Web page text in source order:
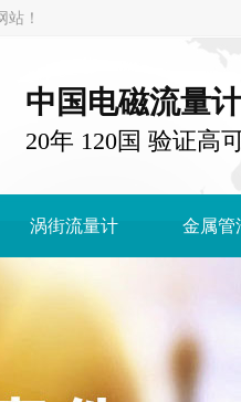
！
中国电磁流量
20年 120国 验证高
涡街流量计 金属管